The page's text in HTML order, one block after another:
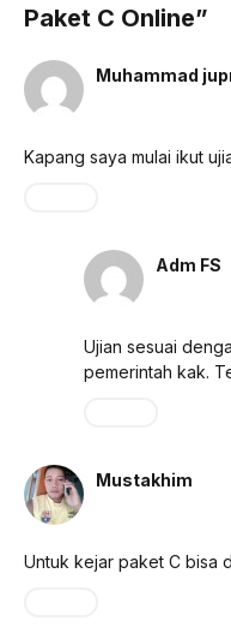
Paket C Online”
Muhammad
Kapang saya mulai ikut
Adm FS
Ujian sesuai
pemerintah kak.
Mustakhim
Untuk kejar paket C bisa